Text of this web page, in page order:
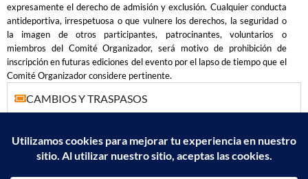
expresamente el derecho de admisión y exclusión. Cualquier conducta
antideportiva, irrespetuosa o que vulnere los derechos, la seguridad o
la imagen de otros participantes, patrocinantes, voluntarios o
miembros del Comité Organizador, será motivo de prohibición de
inscripción en futuras ediciones del evento por el lapso de tiempo que el
Comité Organizador considere pertinente.
CAMBIOS Y TRASPASOS
Desarrollado por RetosTickets C.A, año 2026